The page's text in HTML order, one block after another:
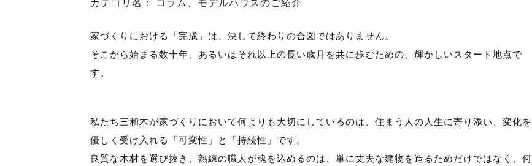
カテゴリ名： コラム モデルハウスのご紹介
家づくりにおける「完成」は、決して終わりの合図ではありません。
そこから始まる数十年、あるいはそれ以上の長い歳月を共に歩むための、輝かしいスタート地点で
す。
私たち三和木が家づくりにおいて何よりも大切にしているのは、住まう人の人生に寄り添い、変化を
優しく受け入れる「可変性」と「持続性」です。
良質な木材を選び抜き、熟練の職人が魂を込めるのは、単に丈夫な建物を造るためだけではなく、何